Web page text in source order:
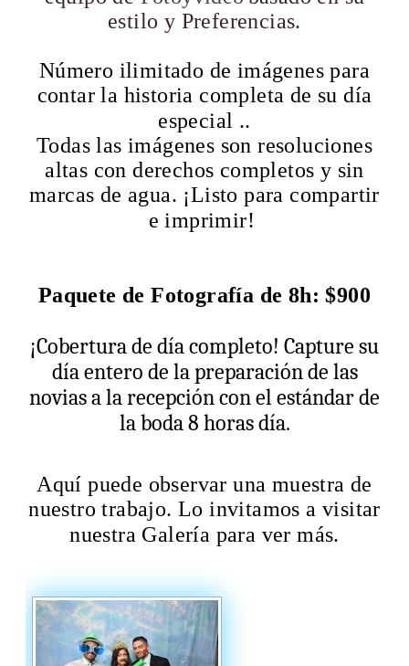
estilo y Preferencias.
Número ilimitado de imágenes para
contar la historia completa de su día
especial ..
Todas las imágenes son resoluciones
altas con derechos completos y sin
marcas de agua. ¡Listo para compartir
e imprimir!
Paquete de Fotografía de 8h: $900
¡Cobertura de día completo! Capture su
día entero de la preparación de las
novias a la recepción con el estándar de
la boda 8 horas día.
Aquí puede observar una muestra de
nuestro trabajo. Lo invitamos a visitar
nuestra Galería para ver más.